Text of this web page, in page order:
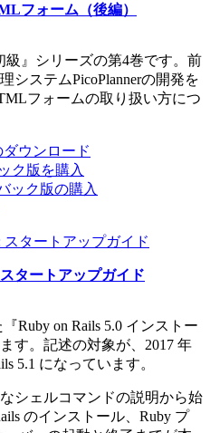
フォーム（後編）
級』シリーズの第4巻です。前
システムPicoPlannerの開発を
フォームの取り扱い方につ
ウンロード
ク版を購入
ック版の購入
タートアップガイド
Ruby on Rails 5.0 インストー
す。記述の対象が、2017 年
5.1 になっています。
シェルコマンドの説明から始
のインストール、Ruby プ